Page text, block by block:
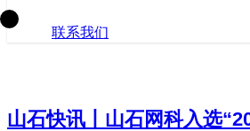
联系我们
山石快讯丨山石网科入选